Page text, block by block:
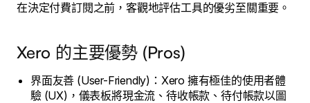
在決定付費訂閱之前，客觀地評估工具的優劣至關重要。
Xero 的主要優勢 (Pros)
界面友善 (User-Friendly)：Xero 擁有極佳的使用者體
驗 (UX)，儀表板將現金流、待收帳款、待付帳款以圖